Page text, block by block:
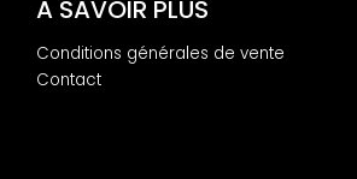
A SAVOIR PLUS
Conditions générales de vente
Contact